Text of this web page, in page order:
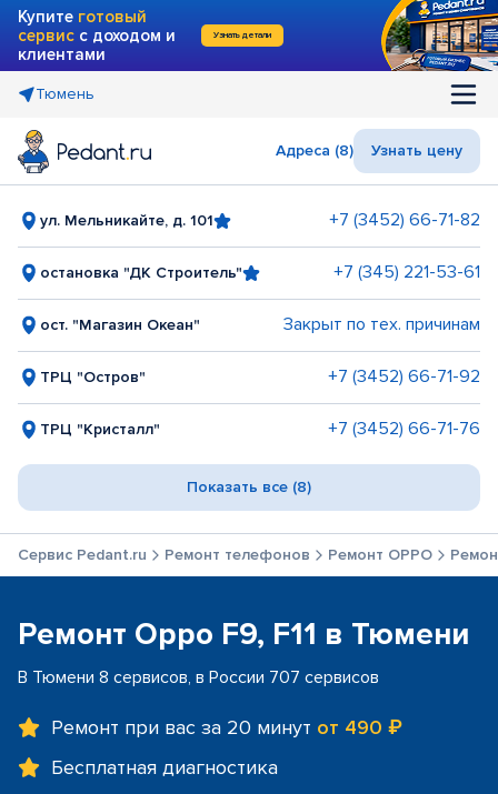
Купите готовый
сервис с доходом и
клиентами
Узнать детали
Тюмень
Адреса (8) Узнать цену
ул. Мельникайте, д. 101 +7 (3452) 66-71-82
остановка "ДК Строитель" +7 (345) 221-53-61
ост. "Магазин Океан" Закрыт по тех. причинам
ТРЦ "Остров" +7 (3452) 66-71-92
ТРЦ "Кристалл" +7 (3452) 66-71-76
Показать все (8)
Сервис Pedant.ru Ремонт телефонов Ремонт OPPO
Ремонт Oppo F9, F11 в Тюмени
В Тюмени 8 сервисов, в России 707 сервисов
Ремонт при вас за 20 минут от 490 ₽
Бесплатная диагностика